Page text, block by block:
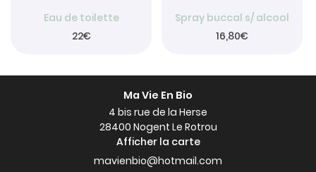
Eau de toilette
22€
Spray buccal s/ alcool
16,80€
Ma Vie En Bio
4 bis rue de la Herse
28400 Nogent Le Rotrou
Afficher la carte